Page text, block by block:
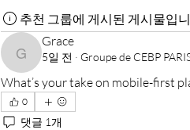
추천 그룹에 게시된 게시물입
Grace
Grace
5일 전 · Groupe de CEBP
What’s your take on mobile-first
0
댓글 1개